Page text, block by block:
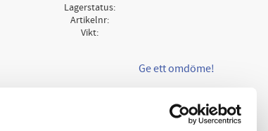
Lagerstatus
Artikelnr
Vikt
Ge ett omdöme!